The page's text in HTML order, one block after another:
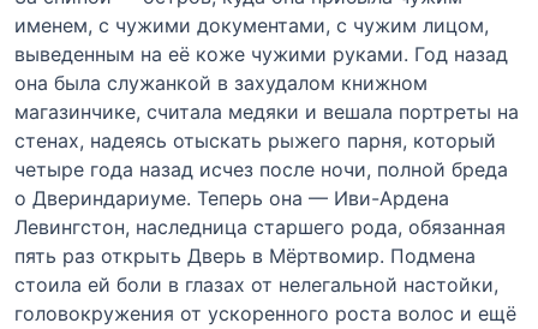
именем, с чужими документами, с чужим лицом,
выведенным на её коже чужими руками. Год назад
она была служанкой в захудалом книжном
магазинчике, считала медяки и вешала портреты на
стенах, надеясь отыскать рыжего парня, который
четыре года назад исчез после ночи, полной бреда
о Двериндариуме. Теперь она — Иви-Ардена
Левингстон, наследница старшего рода, обязанная
пять раз открыть Дверь в Мёртвомир. Подмена
стоила ей боли в глазах от нелегальной настойки,
головокружения от ускоренного роста волос и ещё